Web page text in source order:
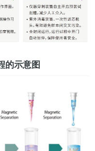
的示意图